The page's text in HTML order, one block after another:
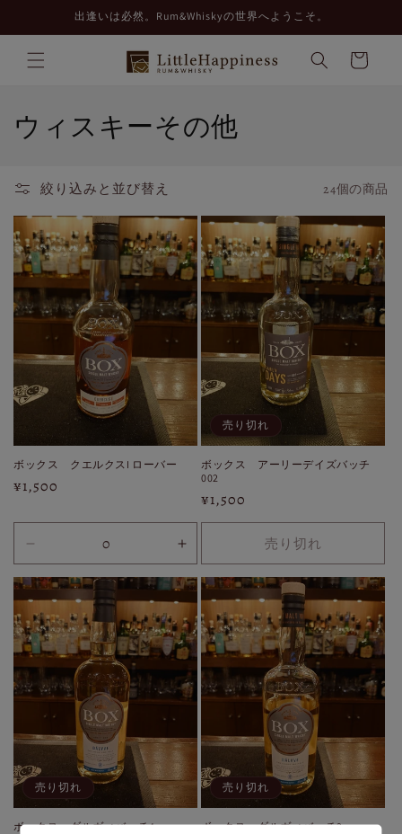
進む
出逢いは必然。Rum&Whiskyの世界へようこそ。
カ
ー
コ
ク
シ
ョ
ン
ウィスキーその他
絞り込みと並び替え 24個の商品
ボックス クエルクスI ローバー
通
価
格
¥1,500
数
量
を
減
ら
す
30ml
数
量
を
増
や
す
売り切れ
ボックス アーリーデイズバッチ
002
通
常
格
¥1,500
売り切れ
売り切れ
ボックス ダルヴィバッチ4
売り切れ
ボックス ダルヴィバッチ3